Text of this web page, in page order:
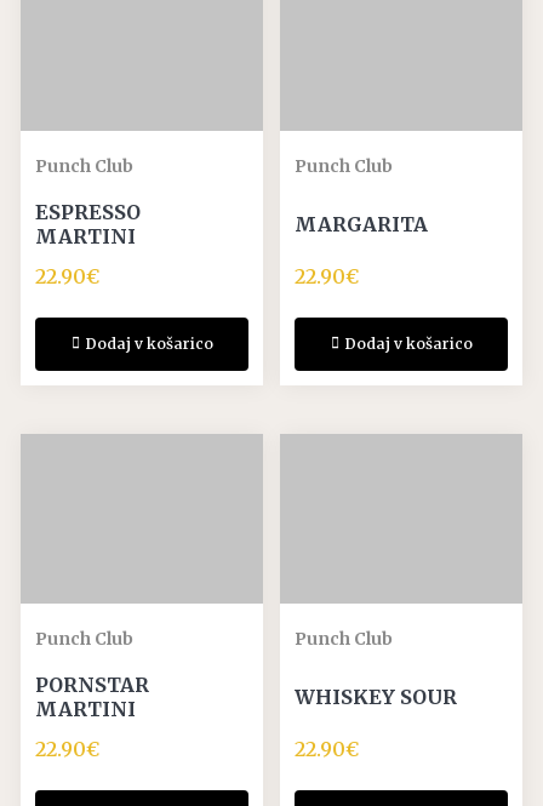
Punch Club
ESPRESSO
MARTINI
22.90€
Dodaj v košarico
Punch Club
MARGARITA
22.90€
Dodaj v košarico
Punch Club
PORNSTAR
MARTINI
22.90€
Punch Club
WHISKEY SOUR
22.90€